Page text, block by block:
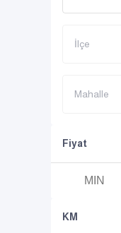
İlçe
Mahalle
Fiyat
KM